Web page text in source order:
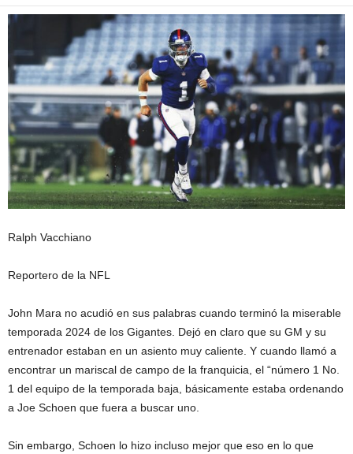
Ralph Vacchiano
Reportero de la NFL
John Mara no acudió en sus palabras cuando terminó la miserable
temporada 2024 de los Gigantes. Dejó en claro que su GM y su
entrenador estaban en un asiento muy caliente. Y cuando llamó a
encontrar un mariscal de campo de la franquicia, el “número 1 No.
1 del equipo de la temporada baja, básicamente estaba ordenando
a Joe Schoen que fuera a buscar uno.
Sin embargo, Schoen lo hizo incluso mejor que eso en lo que